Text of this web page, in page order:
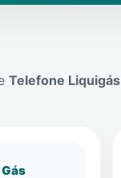
Telefone Liquigás